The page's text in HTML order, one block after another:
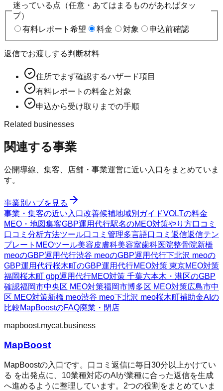
迷っている点（任意・あてはまるものがあればタッ
プ）
有料レポート希望
料金 対象 申込前確認
返信でお渡しする判断材料
住所でまず確認するハザード項目
有料レポートの料金と対象
申込から受け取りまでの手順
Related businesses
関連する事業
公開導線、集客、店舗・事業運営に近い入口をまとめていま
す。
事業別ハブを見る
事業・集客の近い入口改善候補地域別ガイドVOLTの料金
MEO・地図集客GBP運用代行駅名のMEO対策やり方口コミ
口コミ分析方法ツール口コミ管理多言語口コミ返信返信テン
プレート MEOツール美容皮膚科美容室歯科医院整骨院新橋
meoのGBP運用代行渋谷 meoのGBP運用代行下北沢 meoの
GBP運用代行桜木町のGBP運用代行MEO対策 東京MEO対策
福岡桜木町 gbp運用代行MEO対策 千葉六本木・港区のGBP
確認福岡市中央区 MEO対策福岡市博多区 MEO対策広島市中
区 MEO対策新橋 meo渋谷 meo下北沢 meo桜木町補助金AIの
比較MapBoostのFAQ廃業・閉店
mapboost.mycat.business
MapBoost
MapBoostの入口です。口コミ返信に毎日30分以上かけてい
る を出発点に、10業種対応のAIが業種に合った返信を生成
へ進めるように整理しています。2つの役割をまとめていま